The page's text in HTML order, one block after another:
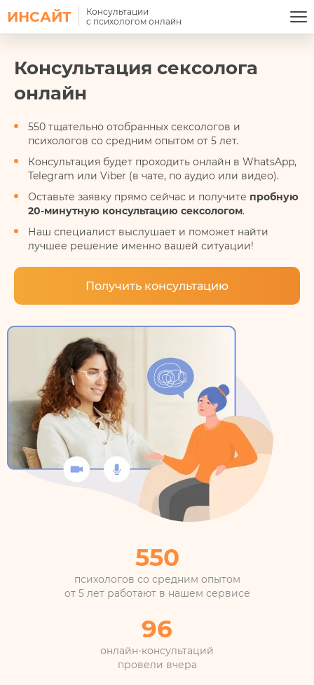
ИНСАЙТ
Консультации
с психологом онлайн
Консультация сексолога
онлайн
550 тщательно отобранных сексологов и
психологов со средним опытом от 5 лет.
Консультация будет проходить онлайн в WhatsApp,
Telegram или Viber (в чате, по аудио или видео).
Оставьте заявку прямо сейчас и получите пробную
20-минутную консультацию сексологом.
Наш специалист выслушает и поможет найти
лучшее решение именно вашей ситуации!
Получить консультацию
550
психологов со средним опытом
от 5 лет работают в нашем сервисе
96
онлайн-консультаций
провели вчера